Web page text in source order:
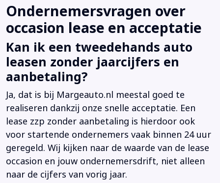
Ondernemersvragen over
occasion lease en acceptatie
Kan ik een tweedehands auto
leasen zonder jaarcijfers en
aanbetaling?
Ja, dat is bij Margeauto.nl meestal goed te
realiseren dankzij onze snelle acceptatie. Een
lease zzp zonder aanbetaling is hierdoor ook
voor startende ondernemers vaak binnen 24 uur
geregeld. Wij kijken naar de waarde van de lease
occasion en jouw ondernemersdrift, niet alleen
naar de cijfers van vorig jaar.